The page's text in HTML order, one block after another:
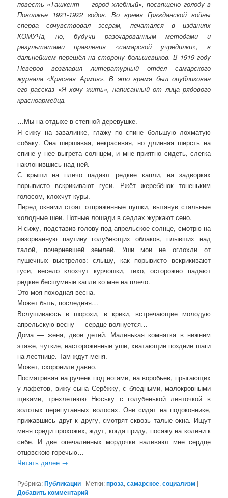
повесть «Ташкент — город хлебный», посвящено голоду в
Поволжье 1921-1922 годов. Во время Гражданской войны
сперва сочувствовал эсерам, печатался в изданиях
КОМУЧа, но, будучи разочарованным методами и
результатами правления «самарской учредилки», в
дальнейшем перешёл на сторону большевиков. В 1919 году
Невероввозглавил литературный отдел самарского
журнала «Красная Армия». В это время был опубликован
его рассказ «Я хочу жить», написанный от лица рядового
красноармейца.
…Мы на отдыхе в степной деревушке.
Я сижу на завалинке, глажу по спине большую лохматую
собаку. Она шершавая, некрасивая, но длинная шерсть на
спине у нее выгрета солнцем, и мне приятно сидеть, слегка
наклонившись над ней.
С крыши на плечо падают редкие капли, на задворках
порывисто вскрикивают гуси. Ржёт жеребёнок тоненьким
голосом, клохчут куры.
Перед окнами стоят отпряженные пушки, вытянув стальные
холодные шеи. Потные лошади в седлах журкают сено.
Я сижу, подставив голову под апрельское солнце, смотрю на
разорванную паутину голубеющих облаков, плывших над
талой, почерневшей землей. Уши мои не оглохли от
пушечных выстрелов: слышу, как порывисто вскрикивают
гуси, весело клохчут курчошки, тихо, осторожно падают
редкие бесшумные капли ко мне на плечо.
Это моя походная весна.
Может быть, последняя…
Вслушиваюсь в шорохи, в крики, встречающие молодую
апрельскую весну — сердце волнуется…
Дома — жена, двое детей. Маленькая комнатка в нижнем
этаже, чуткие, настороженные уши, хватающие поздние шаги
на лестнице. Там ждут меня.
Может, схоронили давно.
Посматривая на ручеек под ногами, на воробьев, прыгающих
у лафетов, вижу сына Серёжку, с бледными, малокровными
щеками, трехлетнюю Нюську с голубенькой ленточкой в
золотых перепутанных волосах. Они сидят на подоконнике,
прижавшись друг к другу, смотрят сквозь талые окна. Ищут
меня среди прохожих, ждут, когда приду, посажу на колени к
себе. И две опечаленных мордочки наливают мне сердце
отцовскою горечью…
Читать далее →
Рубрика:Публикации | Метки:проза,самарское,социализм |
Добавить комментарий